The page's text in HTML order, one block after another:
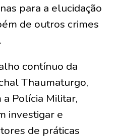
para a elucidação
de outros crimes
contínuo da
Thaumaturgo,
Polícia Militar,
investigar e
de práticas